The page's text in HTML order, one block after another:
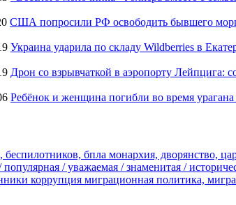
США попросили РФ освободить бывшего
Украина ударила по складу Wildberries в
Дрон со взрывчаткой в аэропорту Лейпцига:
Ребёнок и женщина погибли во время
беспилотников, бпла монархия, дворянство,
популярная / уважаемая / знаменитая /
коррупция миграционная политика,